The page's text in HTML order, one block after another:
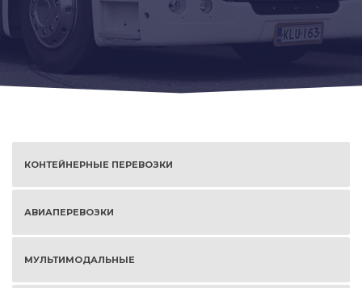
КОНТЕЙНЕРНЫЕ ПЕРЕВОЗКИ
АВИАПЕРЕВОЗКИ
МУЛЬТИМОДАЛЬНЫЕ